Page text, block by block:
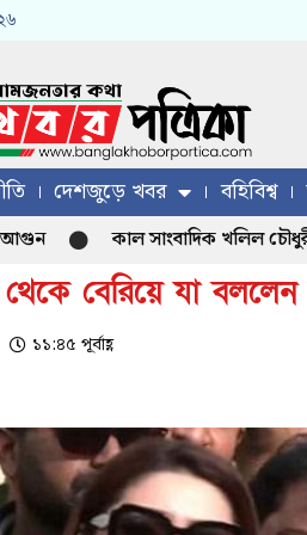
দেশজুড়ে খবর বহিবিশ্ব
কাল সাংবাদিক খলিল চৌধুরীর
থেকে বেরিয়ে যা
১১:৪৫ পূর্বাহ্ণ